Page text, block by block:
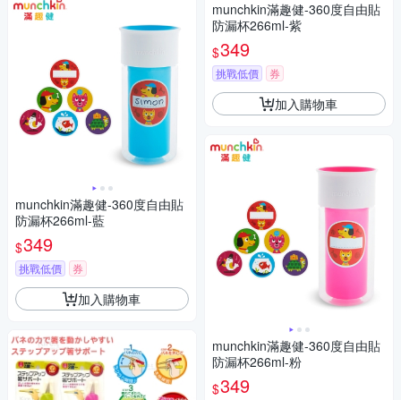
munchkin滿趣健-360度自由貼
防漏杯266ml-藍
$349
挑戰低價 券
加入購物車
munchkin滿趣健-360度自由貼
防漏杯266ml-紫
$349
挑戰低價 券
加入購物車
munchkin滿趣健-360度自由貼
防漏杯266ml-粉
$349